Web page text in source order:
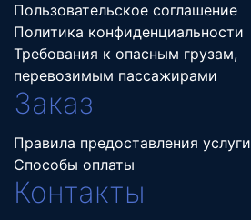
Пользовательское соглашение
Политика конфиденциальности
Требования к опасным грузам,
перевозимым пассажирами
Заказ
Правила предоставления услуги
Способы оплаты
Контакты